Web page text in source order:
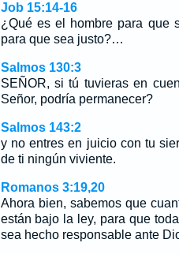
Job 15:14-16
¿Qué es el hombre para que
para que sea justo?…
Salmos 130:3
SEÑOR, si tú tuvieras en
Señor, podría permanecer?
Salmos 143:2
y no entres en juicio con tu
de ti ningún viviente.
Romanos 3:19,20
Ahora bien, sabemos que
están bajo la ley, para que
sea hecho responsable ante